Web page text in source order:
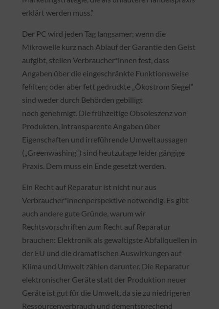
erklärt werden muss.“
Der PC wird jeden Tag langsamer; wenn die
Mikrowelle kurz nach Ablauf der Garantie den Geist
aufgibt, stellen Verbraucher*innen fest, dass
Angaben über die eingeschränkte Funktionsweise
fehlten; oder aber fett gedruckte „Ökostrom Siegel“
sind weder durch Behörden gebilligt
noch genehmigt. Die frühzeitige Obsoleszenz von
Produkten, intransparente Angaben über
Eigenschaften und irreführende Umweltaussagen
(„Greenwashing“) sind heutzutage leider gängige
Praxis. Dem muss ein Ende gesetzt werden.
Ein Recht auf Reparatur ist nicht nur aus
Verbraucher*innenperspektive notwendig. Es gibt
auch andere gute Gründe, warum wir
Rechtsvorschriften zum Recht auf Reparatur
brauchen: Elektronik als gewaltigste Abfallquellen in
der EU und die dramatischen Auswirkungen auf
Klima und Umwelt zählen darunter. Die Reparatur
elektronischer Geräte statt der Produktion neuer
Geräte ist gut für die Umwelt, da sie zu niedrigeren
Ressourcenverbrauch und dementsprechend